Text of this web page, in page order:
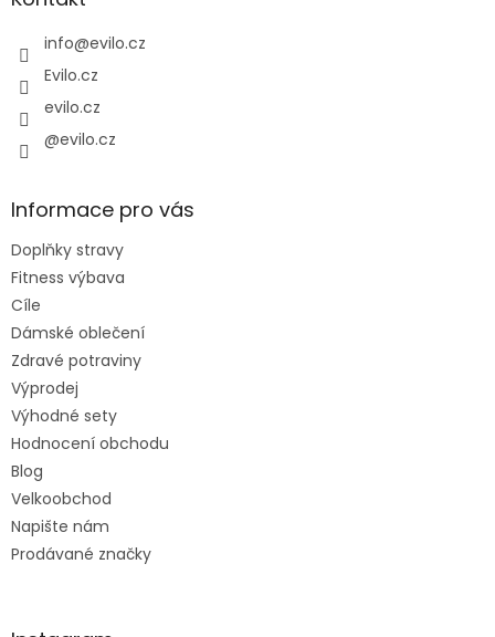
info@evilo.cz
Evilo.cz
evilo.cz
@evilo.cz
Informace pro vás
Doplňky stravy
Fitness výbava
Cíle
Dámské oblečení
Zdravé potraviny
Výprodej
Výhodné sety
Hodnocení obchodu
Blog
Velkoobchod
Napište nám
Prodávané značky